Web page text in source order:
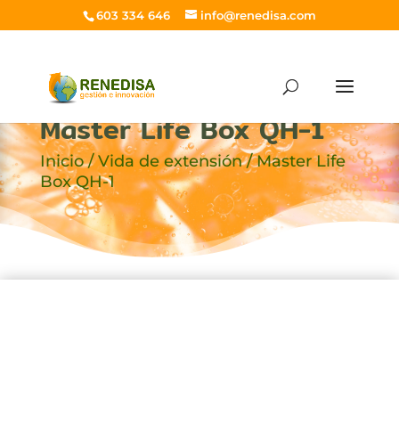
603 334 646 info@renedisa.com
Master Life Box QH-1
Inicio/Vida de extensión/ Master Life
Box QH-1